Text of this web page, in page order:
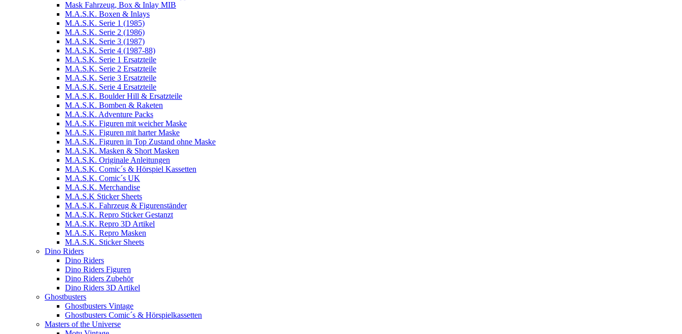
Mask Fahrzeug, Box & Inlay MIB
M.A.S.K. Boxen & Inlays
M.A.S.K. Serie 1 (1985)
M.A.S.K. Serie 2 (1986)
M.A.S.K. Serie 3 (1987)
M.A.S.K. Serie 4 (1987-88)
M.A.S.K. Serie 1 Ersatzteile
M.A.S.K. Serie 2 Ersatzteile
M.A.S.K. Serie 3 Ersatzteile
M.A.S.K. Serie 4 Ersatzteile
M.A.S.K. Boulder Hill & Ersatzteile
M.A.S.K. Bomben & Raketen
M.A.S.K. Adventure Packs
M.A.S.K. Figuren mit weicher Maske
M.A.S.K. Figuren mit harter Maske
M.A.S.K. Figuren in Top Zustand ohne Maske
M.A.S.K. Masken & Short Masken
M.A.S.K. Originale Anleitungen
M.A.S.K. Comic´s & Hörspiel Kassetten
M.A.S.K. Comic´s UK
M.A.S.K. Merchandise
M.A.S.K Sticker Sheets
M.A.S.K. Fahrzeug & Figurenständer
M.A.S.K. Repro Sticker Gestanzt
M.A.S.K. Repro 3D Artikel
M.A.S.K. Repro Masken
M.A.S.K. Sticker Sheets
Dino Riders
Dino Riders
Dino Riders Figuren
Dino Riders Zubehör
Dino Riders 3D Artikel
Ghostbusters
Ghostbusters Vintage
Ghostbusters Comic´s & Hörspielkassetten
Masters of the Universe